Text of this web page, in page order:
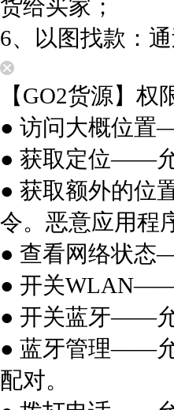
货给买家；
6、以图找款：
【GO2货源】权
● 访问大概位置
● 获取定位——允
● 获取额外的位
令。恶意应用程
● 查看网络状态
● 开关
● 开关蓝牙——
● 蓝牙管理——允
配对。